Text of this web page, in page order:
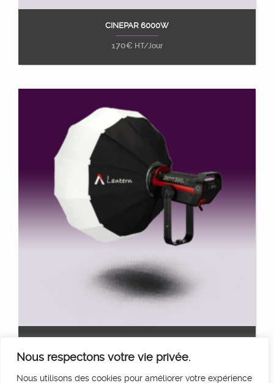
Nous respectons votre vie privée.
Nous utilisons des cookies pour améliorer votre expérience
Ajouter au panier
CINEPAR 6000W
170€ HT/Jour
7€ HT/Jour